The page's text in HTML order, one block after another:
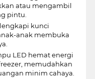
atau mengambil
pintu.
kunci
anak membuka
LED hemat energi
memudahkan
minim cahaya.